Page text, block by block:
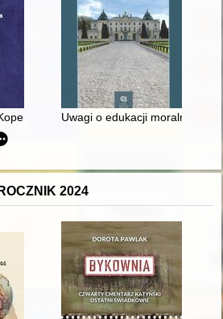
z rodu Ślązaka
Uwagi o edukacji moralnej
ROCZNIK 2024